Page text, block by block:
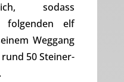
sodass
folgenden elf
Weggang
50 Steiner-